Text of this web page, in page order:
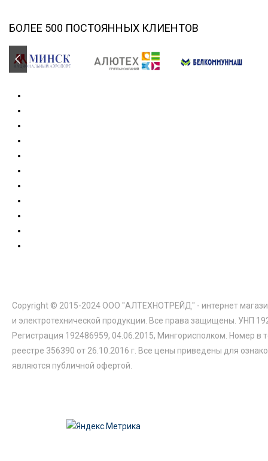
БОЛЕЕ 500 ПОСТОЯННЫХ КЛИЕНТОВ
Copyright © 2015-2024 ООО "АЛТЕХНОТРЕЙД" - интернет
и электротехнической продукции. Все права защищены. УНП
Регистрация 192486959, 04.06.2015, Мингорисполком. Номер в
реестре 356390 от 26.10.2016 г. Все цены приведены для
являются публичной офертой.